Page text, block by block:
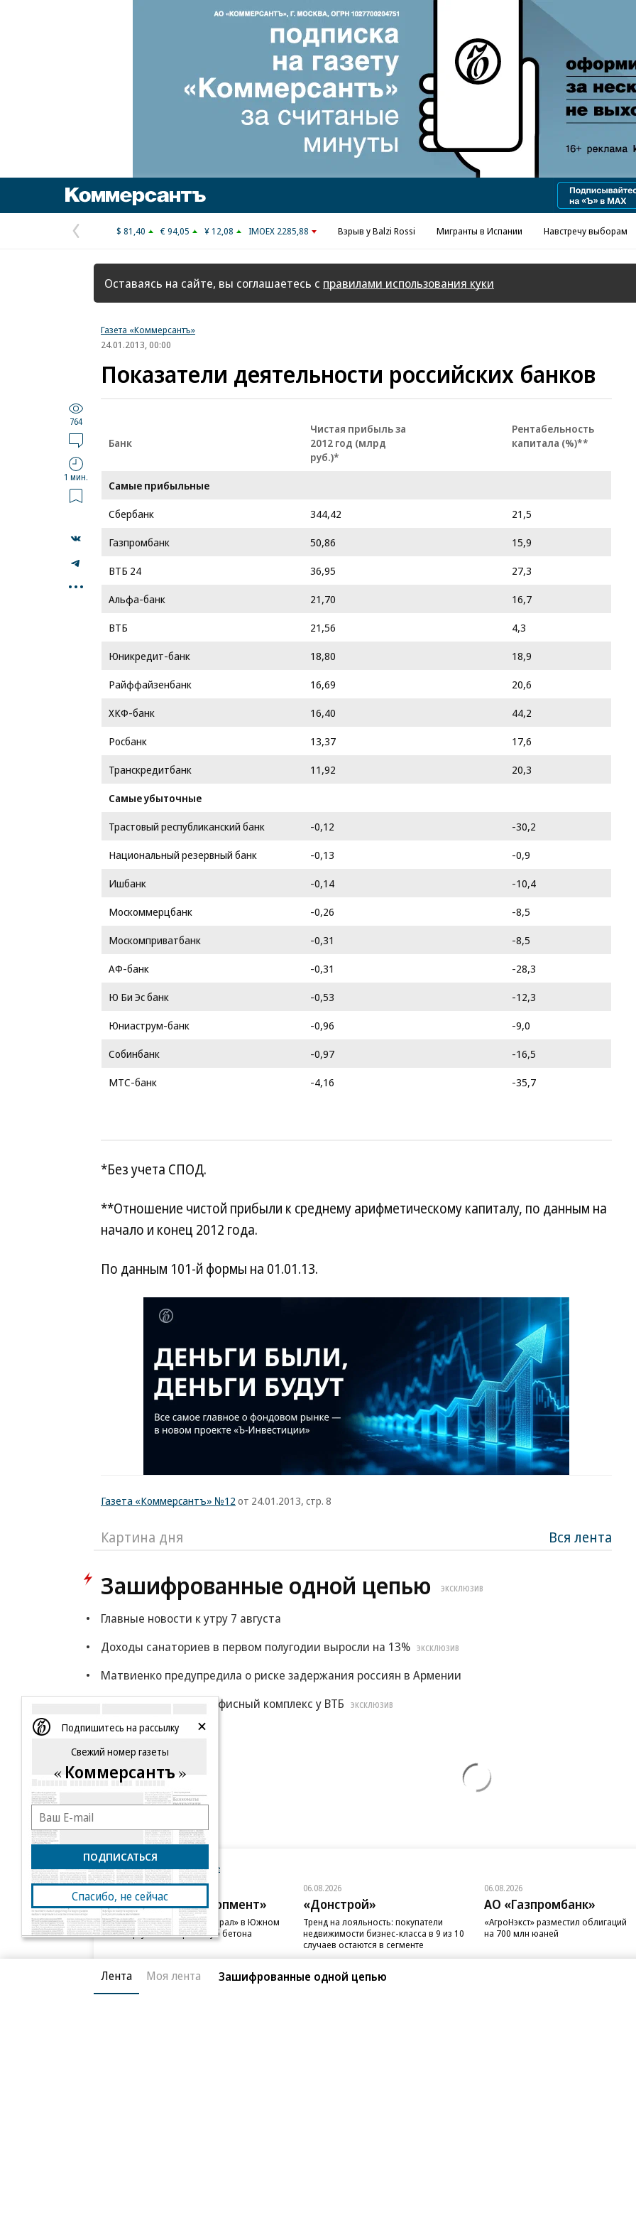
Реклама в «Ъ» www.kommersant.ru/ad
Предыдущая
страница
$ 81,40 € 94,05 ¥ 12,08 IMOEX 2285,88 Взрыв у Balzi Rossi Мигранты в Испании Навстречу выборам
Оставаясь на сайте, вы соглашаетесь с правилами использования куки
Газета «Коммерсантъ»
24.01.2013, 00:00
Показатели деятельности российских банков
764
1 мин.
...
Банк
Чистая прибыль за
2012 год (млрд
руб.)*
Рентабельность
капитала (%)**
Самые прибыльные
Сбербанк
344,42
21,5
Газпромбанк
50,86
15,9
ВТБ 24
36,95
27,3
Альфа-банк
21,70
16,7
ВТБ
21,56
4,3
Юникредит-банк
18,80
18,9
Райффайзенбанк
16,69
20,6
ХКФ-банк
16,40
44,2
Росбанк
13,37
17,6
Транскредитбанк
11,92
20,3
Самые убыточные
Трастовый республиканский банк
-0,12
-30,2
Национальный резервный банк
-0,13
-0,9
Ишбанк
-0,14
-10,4
Москоммерцбанк
-0,26
-8,5
Москомприватбанк
-0,31
-8,5
АФ-банк
-0,31
-28,3
Ю Би Эс банк
-0,53
-12,3
Юниаструм-банк
-0,96
-9,0
Собинбанк
-0,97
-16,5
МТС-банк
-4,16 -35,7
*Без учета СПОД.
**Отношение чистой прибыли к среднему арифметическому капиталу, по данным на
начало и конец 2012 года.
По данным 101-й формы на 01.01.13.
Газета «Коммерсантъ» №12 от 24.01.2013, стр. 8
Картина дня Вся лента
Зашифрованные одной цепью ЭКСКЛЮЗИВ
Главные новости к утру 7 августа
Доходы санаториев в первом полугодии выросли на 13%
ЭКСКЛЮЗИВ
Матвиенко предупредила о риске задержания россиян в Армении
Wildberries выкупил офисный комплекс у ВТБ
ЭКСКЛЮЗИВ
Еще
Новости компаний Все
06.08.2026
ГК «Галс-Девелопмент»
В бизнес-центре «Адмирал» в Южном
порту залит первый куб бетона
06.08.2026
«Донстрой»
Тренд на лояльность: покупатели
недвижимости бизнес-класса в 9 из 10
случаев остаются в сегменте
06.08.2026
АО «Газпромбанк»
«АгроНэкст» разместил облигаций
на 700 млн юаней
Лента Моя лента Зашифрованные одной цепью
Подпишитесь на рассылку
Свежий номер газеты
Коммерсантъ
ПОДПИСАТЬСЯ
Спасибо, не сейчас